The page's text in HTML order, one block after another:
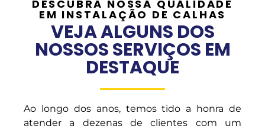
DESCUBRA NOSSA QUALIDADE
EM INSTALAÇÃO DE CALHAS
VEJA ALGUNS DOS
NOSSOS SERVIÇOS EM
DESTAQUE
Ao longo dos anos, temos tido a honra de
atender a dezenas de clientes com um